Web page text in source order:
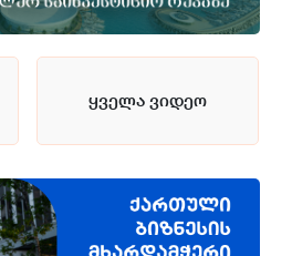
ყველა ვიდეო